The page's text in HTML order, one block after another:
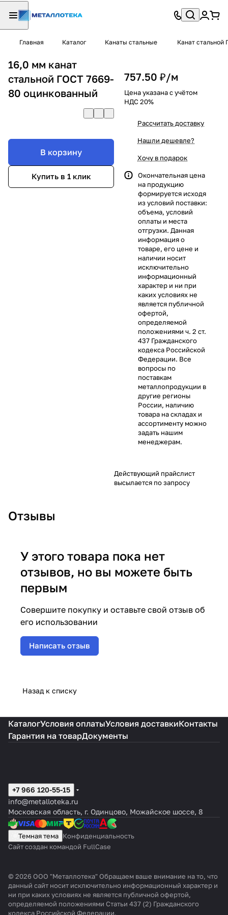
Главная Каталог Канаты стальные Канат стальной
16,0 мм канат
стальной ГОСТ 7669-
80 оцинкованный
В корзину
Купить в 1 клик
757.50 ₽/м
Цена указана с учётом
НДС 20%
Рассчитать доставку
Нашли дешевле?
Хочу в подарок
Окончательная цена
на продукцию
формируется исходя
из условий поставки:
объема, условий
оплаты и места
отгрузки. Данная
информация о
товаре, его цене и
наличии носит
исключительно
информационный
характер и ни при
каких условиях не
является публичной
офертой,
определяемой
положениями ч. 2 ст.
437 Гражданского
кодекса Российской
Федерации. Все
вопросы по
поставкам
металлопродукции в
другие регионы
России, наличию
товара на складах и
ассортименту можно
задать нашим
менеджерам.
Действующий прайслист
высылается по запросу
Отзывы
У этого товара пока нет
отзывов, но вы можете быть
первым
Совершите покупку и оставьте свой отзыв об
его использовании
Написать отзыв
Назад к списку
КаталогУсловия оплатыУсловия доставкиКонтакты
Гарантия на товарДокументы
+7 966 120-55-15
info@metalloteka.ru
Московская область, г. Одинцово, Можайское шоссе, 8
Темная тема Конфиденциальность
Сайт создан командой FullCase
© 2026 ООО "Металлотека" Обращаем ваше внимание на то, что
данный сайт носит исключительно информационный характер и
ни при каких условиях не является публичной офертой,
определяемой положениями Статьи 437 (2) Гражданского
кодекса Российской Федерации.